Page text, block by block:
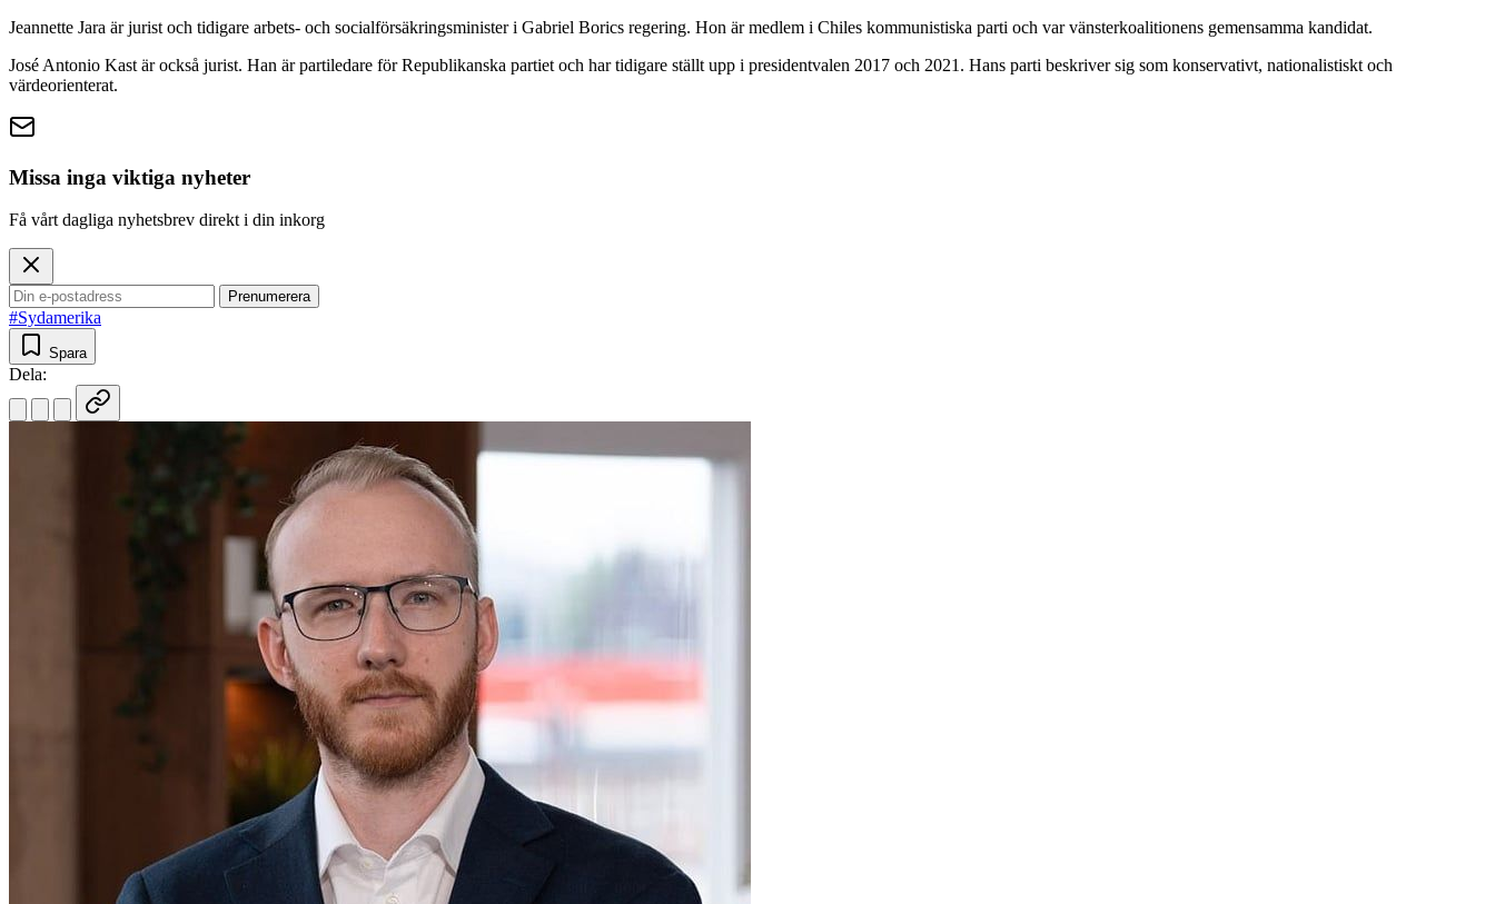
Jeannette Jara är jurist och tidigare arbets- och socialförsäkringsminister i Gabriel Borics regering. Hon är medlem i Chiles kommunistiska parti och var vänsterkoalitionens gemensamma kandidat.
José Antonio Kast är också jurist. Han är partiledare för Republikanska partiet och har tidigare ställt upp i presidentvalen 2017 och 2021. Hans parti beskriver sig som konservativt, nationalistiskt och
värdeorienterat.
Missa inga viktiga nyheter
Få vårt dagliga nyhetsbrev direkt i din inkorg
Prenumerera
#Sydamerika
Spara
Dela: